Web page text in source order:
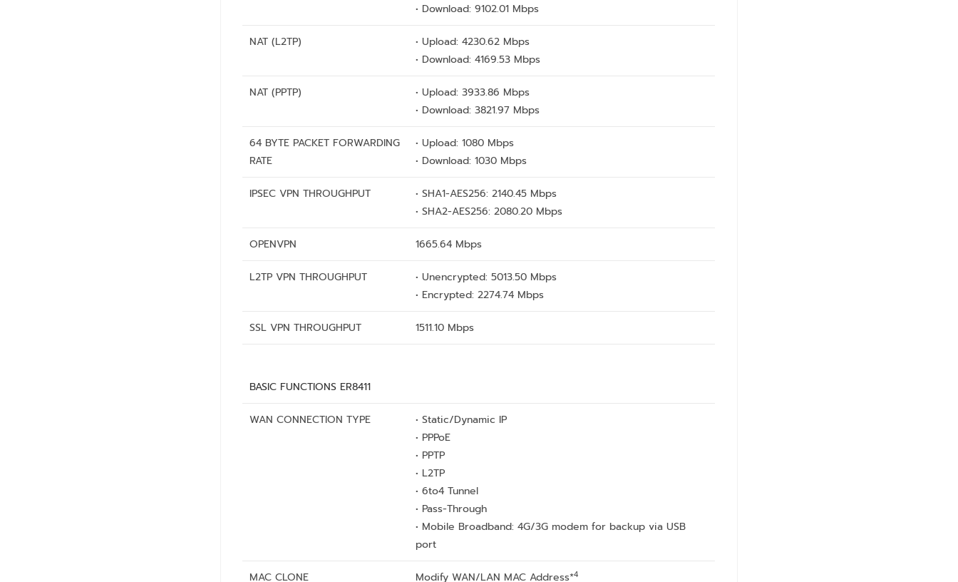
• Download: 9102.01 Mbps
NAT (L2TP)
• Upload: 4230.62 Mbps
• Download: 4169.53 Mbps
NAT (PPTP)
• Upload: 3933.86 Mbps
• Download: 3821.97 Mbps
64 BYTE PACKET FORWARDING
RATE
• Upload: 1080 Mbps
• Download: 1030 Mbps
IPSEC VPN THROUGHPUT
• SHA1-AES256: 2140.45 Mbps
• SHA2-AES256: 2080.20 Mbps
OPENVPN 1665.64 Mbps
L2TP VPN THROUGHPUT
• Unencrypted: 5013.50 Mbps
• Encrypted: 2274.74 Mbps
SSL VPN THROUGHPUT 1511.10 Mbps
BASIC FUNCTIONS ER8411
WAN CONNECTION TYPE
• Static/Dynamic IP
• PPPoE
• PPTP
• L2TP
• 6to4 Tunnel
• Pass-Through
• Mobile Broadband: 4G/3G modem for backup via USB
port
MAC CLONE Modify WAN/LAN MAC Address*4